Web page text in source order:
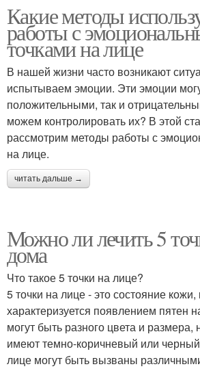
Какие методы
работы с
точками на лице
В нашей жизни часто возникают
испытываем эмоции. Эти эмоции
положительными, так и
можем контролировать их? В этой
рассмотрим методы работы с
на лице.
читать дальше →
Можно ли лечить 5
дома
Что такое 5 точки на лице?
5 точки на лице - это состояние кожи,
характеризуется появлением пятен
могут быть разного цвета и размера,
имеют темно-коричневый или черный
лице могут быть вызваны